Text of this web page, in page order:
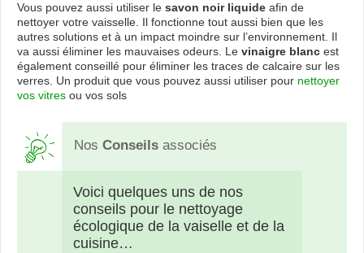
Vous pouvez aussi utiliser le savon noir liquide afin de
nettoyer votre vaisselle. Il fonctionne tout aussi bien que les
autres solutions et à un impact moindre sur l’environnement. Il
va aussi éliminer les mauvaises odeurs. Le vinaigre blanc est
également conseillé pour éliminer les traces de calcaire sur les
verres. Un produit que vous pouvez aussi utiliser pour nettoyer
vos vitres ou vos sols
Nos Conseils associés
Voici quelques uns de nos
conseils pour le nettoyage
écologique de la vaiselle et de la
cuisine…